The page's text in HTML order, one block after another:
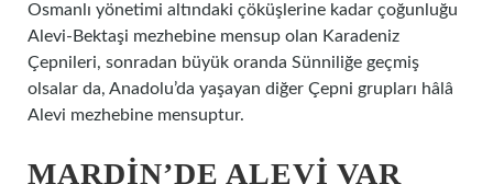
Osmanlı yönetimi altındaki çöküşlerine kadar çoğunluğu
Alevi-Bektaşi mezhebine mensup olan Karadeniz
Çepnileri, sonradan büyük oranda Sünniliğe geçmiş
olsalar da, Anadolu’da yaşayan diğer Çepni grupları hâlâ
Alevi mezhebine mensuptur.
MARDIN’DE ALEVI VAR